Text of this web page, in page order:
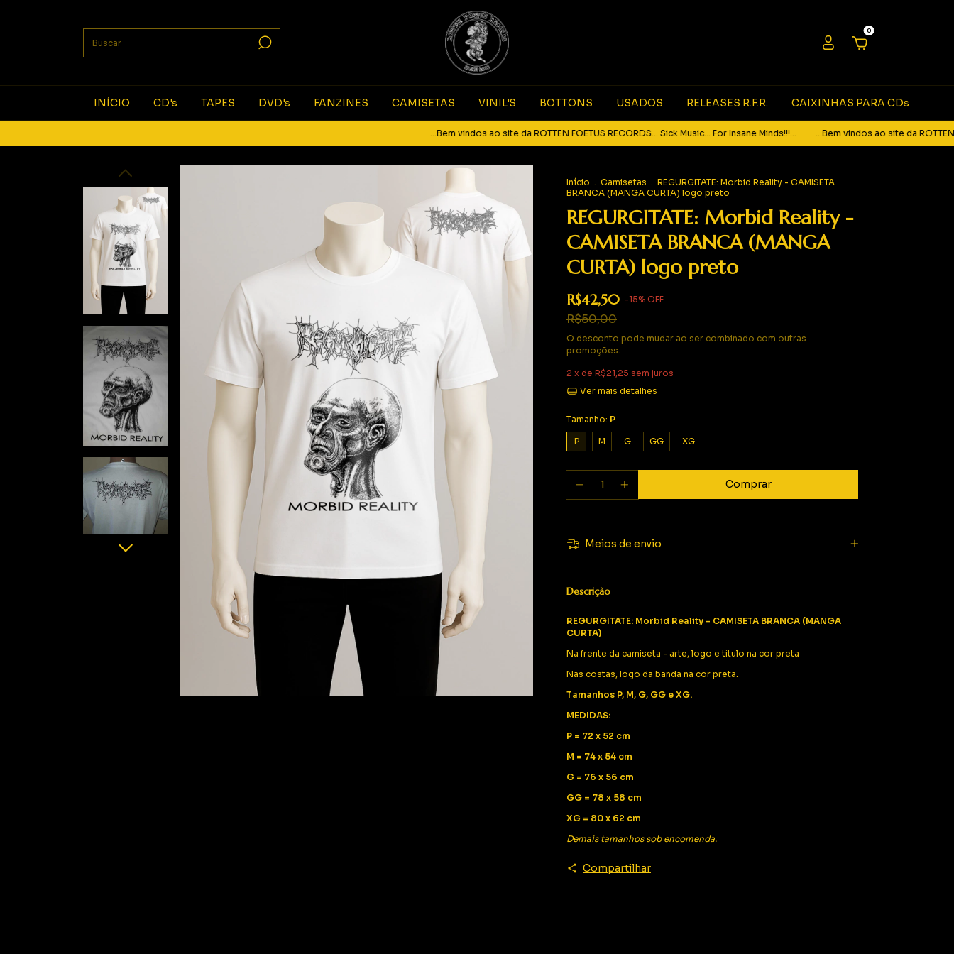
0
INÍCIO CD's TAPES DVD's FANZINES CAMISETAS VINIL'S BOTTONS USADOS RELEASES R.F.R. CAIXINHAS PARA CDs
...Bem vindos ao site da ROTTEN FOETUS RECORDS... Sick Music... For Insane Minds!!!... ...Bem vindos ao site da ROTTEN
Início . Camisetas . REGURGITATE: Morbid Reality - CAMISETA
BRANCA (MANGA CURTA) logo preto
REGURGITATE: Morbid Reality -
CAMISETA BRANCA (MANGA
CURTA) logo preto
R$42,50 -15% OFF
R$50,00
O desconto pode mudar ao ser combinado com outras
promoções.
2 x de R$21,25 sem juros
Ver mais detalhes
Tamanho: P
P M G GG XG
Meios de envio
Descrição
REGURGITATE: Morbid Reality - CAMISETA BRANCA (MANGA
CURTA)
Na frente da camiseta - arte, logo e titulo na cor preta
Nas costas, logo da banda na cor preta.
Tamanhos P, M, G, GG e XG.
MEDIDAS:
P = 72 x 52 cm
M = 74 x 54 cm
G = 76 x 56 cm
GG = 78 x 58 cm
XG = 80 x 62 cm
Demais tamanhos sob encomenda.
Compartilhar